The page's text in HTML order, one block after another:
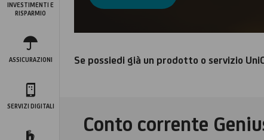
INVESTIMENTI E
RISPARMIO
ASSICURAZIONI
SERVIZI DIGITALI
Se possiedi già un prodotto o servizio
Conto corrente